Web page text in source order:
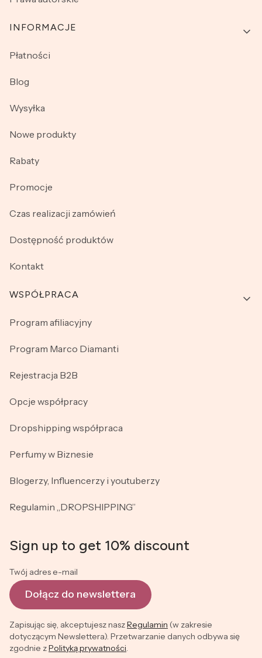
INFORMACJE
Płatności
Blog
Wysyłka
Nowe produkty
Rabaty
Promocje
Czas realizacji zamówień
Dostępność produktów
Kontakt
WSPÓŁPRACA
Program afiliacyjny
Program Marco Diamanti
Rejestracja B2B
Opcje współpracy
Dropshipping współpraca
Perfumy w Biznesie
Blogerzy, Influencerzy i youtuberzy
Regulamin „DROPSHIPPING”
Sign up to get 10% discount
Twój adres e-mail
Dołącz do newslettera
Zapisując się, akceptujesz naszRegulamin (w zakresie
dotyczącym Newslettera). Przetwarzanie danych odbywa się
zgodnie zPolityką prywatności